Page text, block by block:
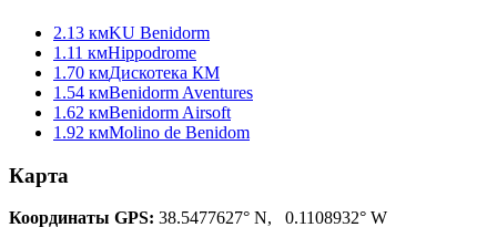
2.13 кмKU Benidorm
1.11 кмHippodrome
1.70 кмДискотека КМ
1.54 кмBenidorm Aventures
1.62 кмBenidorm Airsoft
1.92 кмMolino de Benidom
Карта
Координаты GPS: 38.5477627° N, 0.1108932° W